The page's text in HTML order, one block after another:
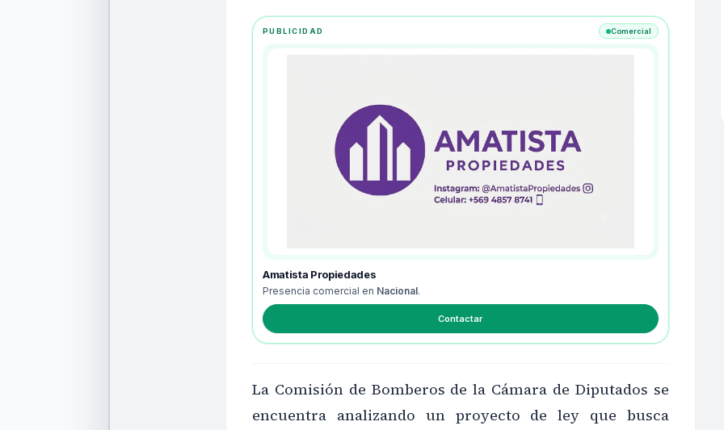
PUBLICIDAD Comercial
Amatista Propiedades
Presencia comercial en Nacional.
Contactar
La Comisión de Bomberos de la Cámara de Diputados se
encuentra analizando un proyecto de ley que busca